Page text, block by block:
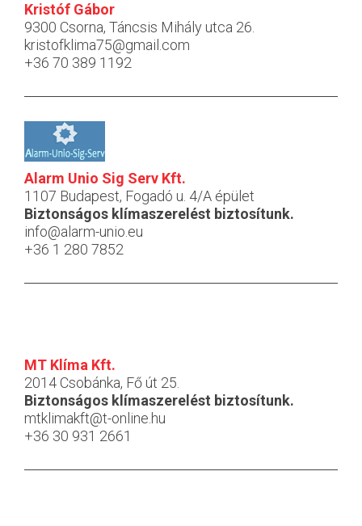
Kristóf Gábor
9300 Csorna, Táncsis Mihály utca 26.
kristofklima75@gmail.com
+36 70 389 1192
Alarm Unio Sig Serv Kft.
1107 Budapest, Fogadó u. 4/A épület
Biztonságos klímaszerelést biztosítunk.
info@alarm-unio.eu
+36 1 280 7852
MT Klíma Kft.
2014 Csobánka, Fő út 25.
Biztonságos klímaszerelést biztosítunk.
mtklimakft@t-online.hu
+36 30 931 2661